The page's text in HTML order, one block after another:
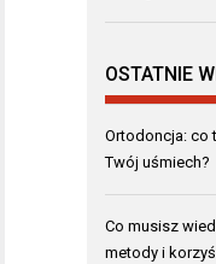
OSTATNIE
Ortodoncja: co
Twój uśmiech?
Co musisz
metody i